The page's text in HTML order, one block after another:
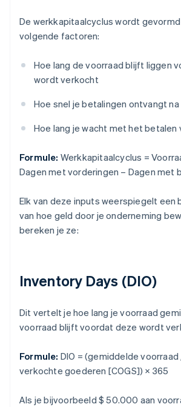
De werkkapitaalcyclus wordt
volgende factoren:
Hoe lang de voorraad blijft liggen
wordt verkocht
Hoe snel je betalingen ontvangt
Hoe lang je wacht met het betalen
Formule: Werkkapitaalcyclus =
Dagen met vorderingen – Dagen met
Elk van deze inputs weerspiegelt een
van hoe geld door je onderneming
bereken je ze:
Inventory Days (DIO)
Dit vertelt je hoe lang je voorraad
voorraad blijft voordat deze wordt
Formule: DIO = (gemiddelde
verkochte goederen [COGS]) × 365
Als je bijvoorbeeld $ 50.000 aan